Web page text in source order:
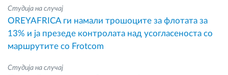
Студија на случај
OREYAFRICA ги намали трошоците за флотата за
13% и ја презеде контролата над усогласеноста со
маршрутите со Frotcom
Студија на случај